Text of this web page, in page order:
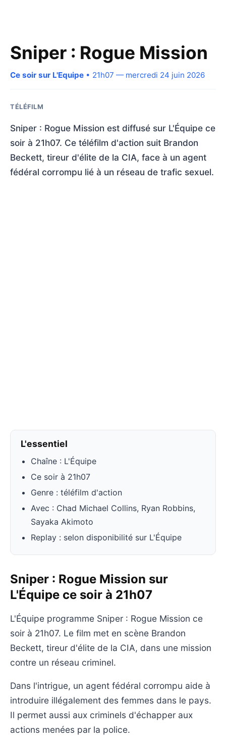
Sniper : Rogue Mission
Ce soir sur L'Equipe • 21h07 — mercredi 24 juin 2026
TÉLÉFILM
Sniper : Rogue Mission est diffusé sur L'Équipe ce
soir à 21h07. Ce téléfilm d'action suit Brandon
Beckett, tireur d'élite de la CIA, face à un agent
fédéral corrompu lié à un réseau de trafic sexuel.
L'essentiel
Chaîne : L'Équipe
Ce soir à 21h07
Genre : téléfilm d'action
Avec : Chad Michael Collins, Ryan Robbins,
Sayaka Akimoto
Replay : selon disponibilité sur L'Équipe
Sniper : Rogue Mission sur
L'Équipe ce soir à 21h07
L'Équipe programme Sniper : Rogue Mission ce
soir à 21h07. Le film met en scène Brandon
Beckett, tireur d'élite de la CIA, dans une mission
contre un réseau criminel.
Dans l'intrigue, un agent fédéral corrompu aide à
introduire illégalement des femmes dans le pays.
Il permet aussi aux criminels d'échapper aux
actions menées par la police.